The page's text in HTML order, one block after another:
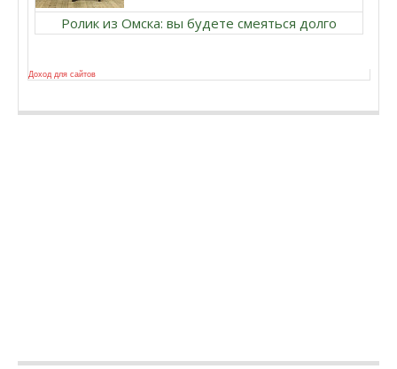
Ролик из Омска: вы будете смеяться долго
Доход для сайтов